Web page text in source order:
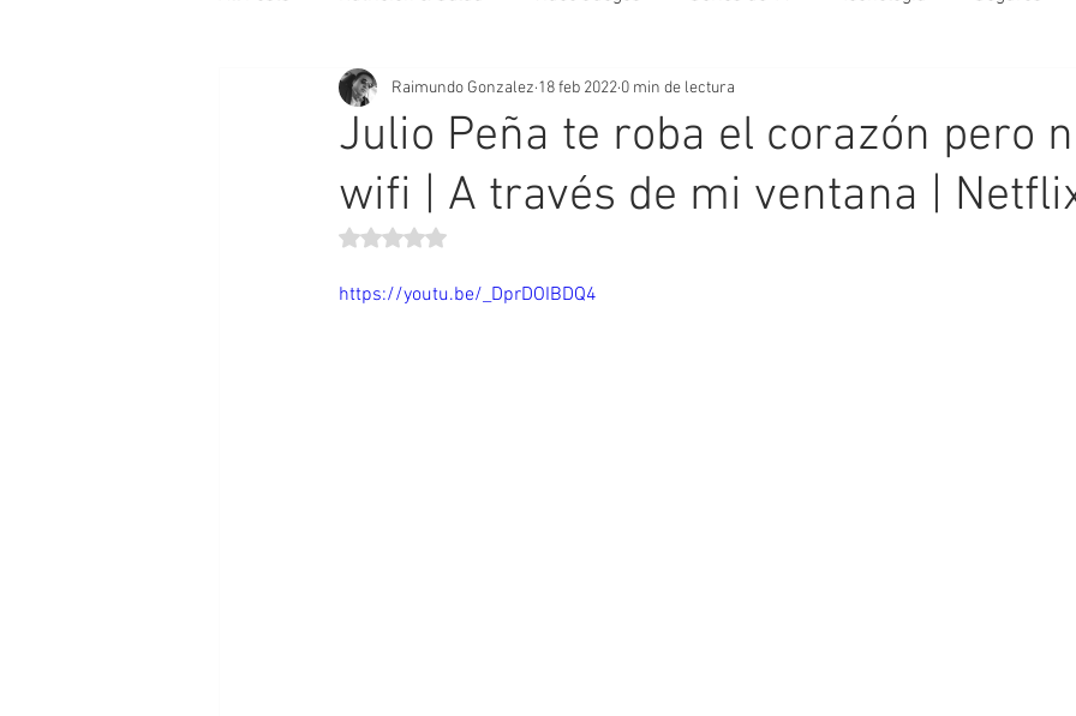
Julio Peña te roba el corazón pero
wifi | A través de mi ventana |
Raimundo Gonzalez 18 feb 2022 0 min de lectura
Obtuvo NaN de 5 estrellas.
https://youtu.be/_DprDOIBDQ4